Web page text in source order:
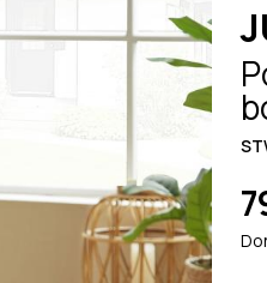
Canapé scandinave